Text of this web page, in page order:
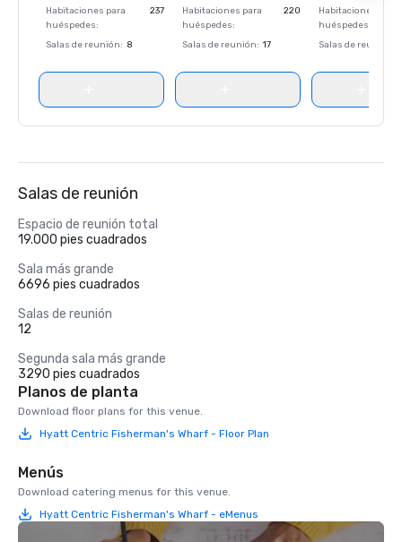
Habitaciones para
huéspedes:
237
Salas de reunión: 8
Habitaciones para
huéspedes:
220
Salas de reunión: 17
Habitaciones para
huéspedes
Salas de reunión
Salas de reunión
Espacio de reunión total
19.000 pies cuadrados
Sala más grande
6696 pies cuadrados
Salas de reunión
12
Segunda sala más grande
3290 pies cuadrados
Planos de planta
Download floor plans for this venue.
Hyatt Centric Fisherman's Wharf - Floor Plan
Menús
Download catering menus for this venue.
Hyatt Centric Fisherman's Wharf - eMenus